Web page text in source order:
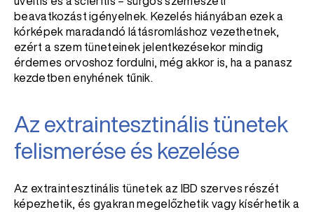
beavatkozást igényelnek. Kezelés hiányában ezek a
kórképek maradandó látásromláshoz vezethetnek,
ezért a szem tüneteinek jelentkezésekor mindig
érdemes orvoshoz fordulni, még akkor is, ha a panasz
kezdetben enyhének tűnik.
Az extraintesztinális tünetek
felismerése és kezelése
Az extraintesztinális tünetek az IBD szerves részét
képezhetik, és gyakran megelőzhetik vagy kísérhetik a